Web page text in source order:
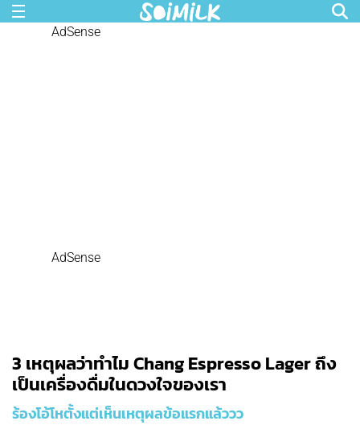
AdSense
AdSense
3 เหตุผลว่าทำไม Chang Espresso Lager ถึง
เป็นเครื่องดื่มในดวงใจของเรา
ร้องโอ้โหตั้งแต่เห็นเหตุผลข้อแรกแล้ววว